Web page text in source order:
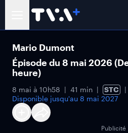
Mario Dumont
Épisode du 8 mai 2026
heure)
8 mai à 10h58 41 min
STC
Disponible jusqu'au 8 mai 2027
Publicité